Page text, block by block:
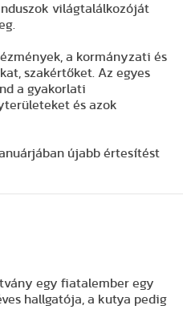
hirdeti meg.
egy fiatalember egy
hallgatója, a kutya pedig